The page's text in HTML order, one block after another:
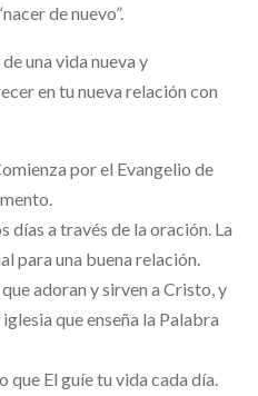
de nuevo”.
una vida nueva y
en tu nueva relación con
por el Evangelio de
días a través de la oración. La
para una buena relación.
adoran y sirven a Cristo, y
que enseña la Palabra
que El guíe tu vida cada día.